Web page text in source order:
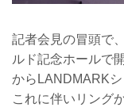
記者会見の冒頭で
ルド記念ホールで
からLANDMARKシ
これに伴いリング